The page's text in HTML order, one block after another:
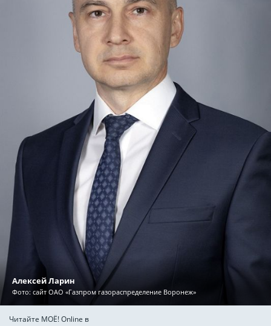
Алексей Ларин
Фото: сайт ОАО «Газпром газораспределение Воронеж»
Читайте МОЁ! Online в